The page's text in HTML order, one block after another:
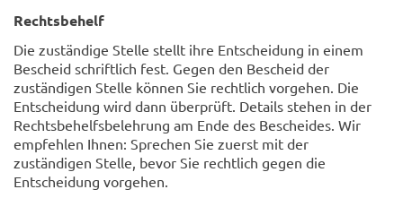
Rechtsbehelf
Die zuständige Stelle stellt ihre Entscheidung in einem
Bescheid schriftlich fest. Gegen den Bescheid der
zuständigen Stelle können Sie rechtlich vorgehen. Die
Entscheidung wird dann überprüft. Details stehen in der
Rechtsbehelfsbelehrung am Ende des Bescheides. Wir
empfehlen Ihnen: Sprechen Sie zuerst mit der
zuständigen Stelle, bevor Sie rechtlich gegen die
Entscheidung vorgehen.